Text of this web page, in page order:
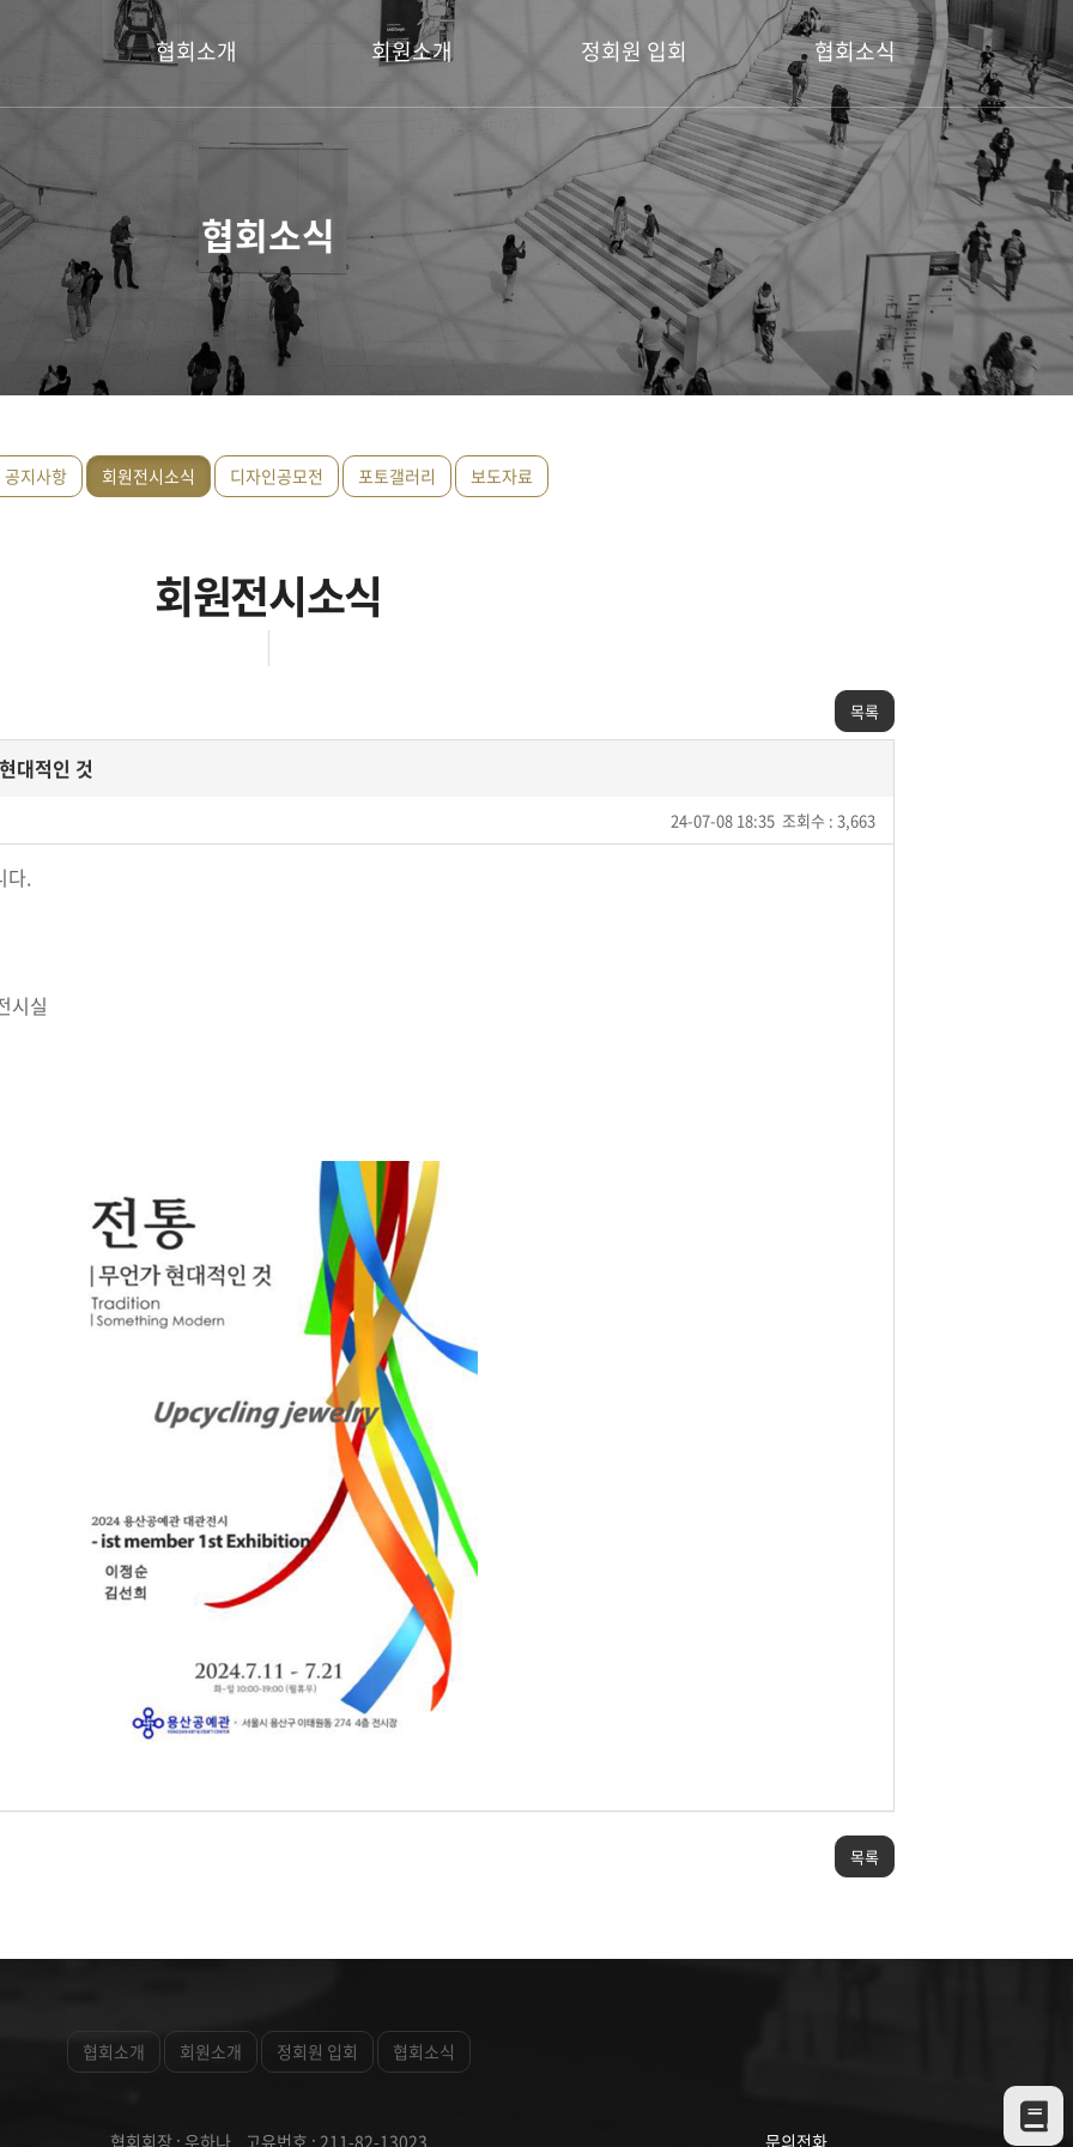
협회소개
회장 인사말
연혁
회원소개
명예회장
운영위원
이사
정회원 입회
정회원 입회 안내
협회소식
공지사항
회원전시소식
디자인공모전
보도자료
협회소식
공지사항 회원전시소식 디자인공모전 포토갤러리 보도자료
회원전시소식
목록
대적인 것
조회수 : 3,663
24-07-08 18:35
다.
시실
목록
협회소개 회원소개 정회원 입회 협회소식
협회회장 : 우하나 고유번호 : 211-82-13023 문의전화